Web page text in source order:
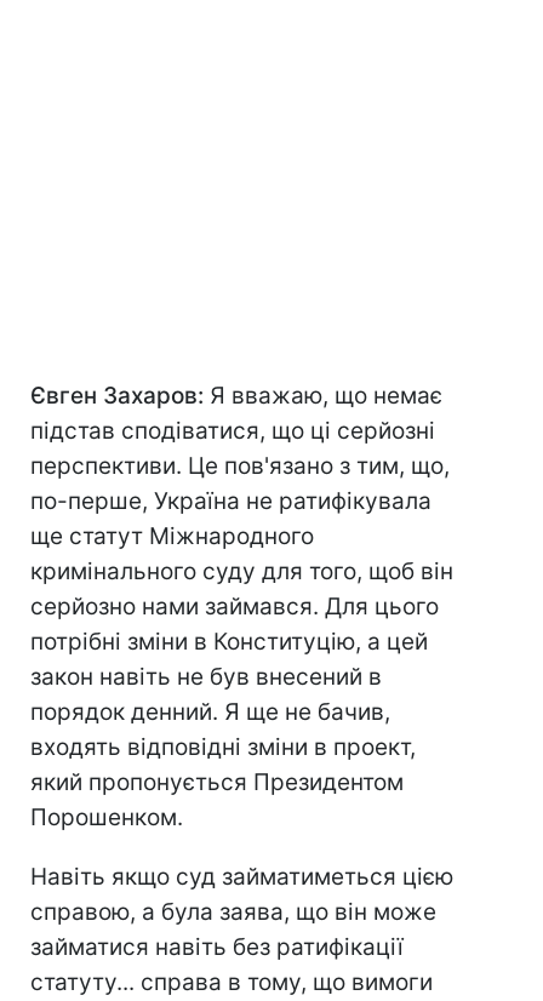
Євген Захаров: Я вважаю, що немає
підстав сподіватися, що ці серйозні
перспективи. Це пов'язано з тим, що,
по-перше, Україна не ратифікувала
ще статут Міжнародного
кримінального суду для того, щоб він
серйозно нами займався. Для цього
потрібні зміни в Конституцію, а цей
закон навіть не був внесений в
порядок денний. Я ще не бачив,
входять відповідні зміни в проект,
який пропонується Президентом
Порошенком.
Навіть якщо суд займатиметься цією
справою, а була заява, що він може
займатися навіть без ратифікації
статуту... справа в тому, що вимоги